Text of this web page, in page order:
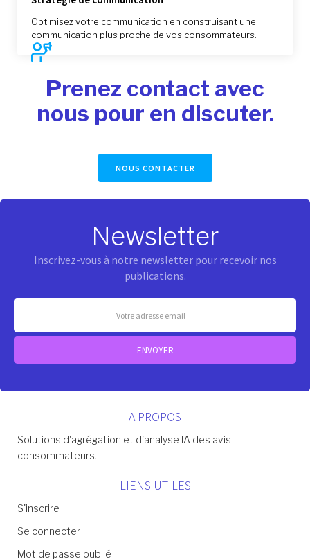
Optimisez votre communication en construisant une
communication plus proche de vos consommateurs.
Prenez contact avec
nous pour en discuter.
NOUS CONTACTER
Newsletter
Inscrivez-vous à notre newsletter pour recevoir nos
publications.
A PROPOS
Solutions d'agrégation et d'analyse IA des avis
consommateurs.
LIENS UTILES
S'inscrire
Se connecter
Mot de passe oublié